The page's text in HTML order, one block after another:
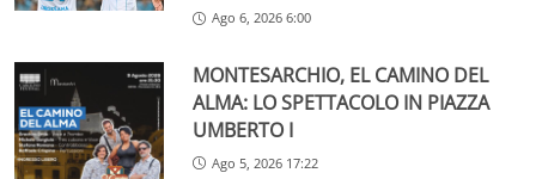
Ago 6, 2026 6:00
MONTESARCHIO, EL CAMINO DEL
ALMA: LO SPETTACOLO IN PIAZZA
UMBERTO I
Ago 5, 2026 17:22